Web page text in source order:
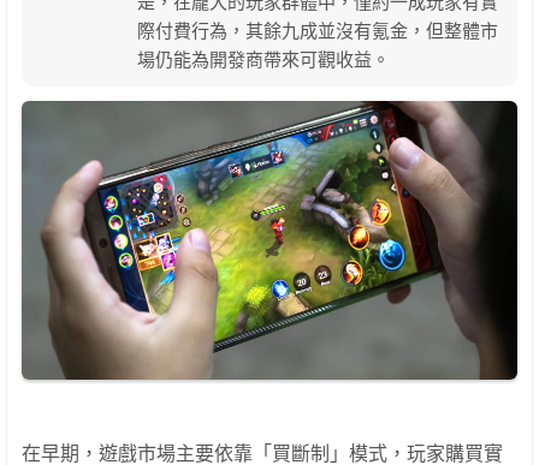
際付費行為，其餘九成並沒有氪金，但整體市
場仍能為開發商帶來可觀收益。
在早期，遊戲市場主要依靠「買斷制」模式，玩家購買實